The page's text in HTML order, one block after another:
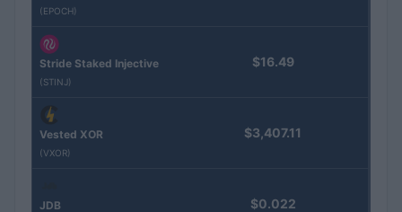
(EPOCH)
Stride Staked Injective
(STINJ)
$16.49
Vested XOR
(VXOR)
$3,407.11
JDB $0.022